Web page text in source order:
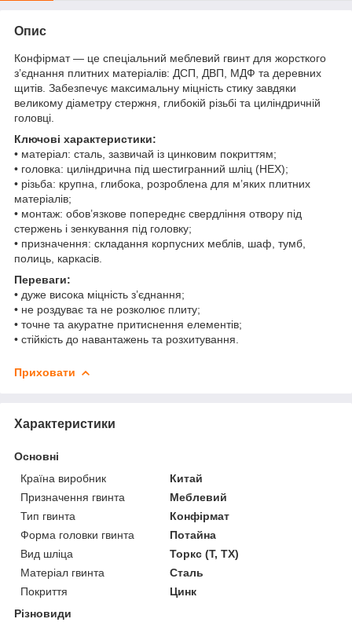
Опис
Конфірмат — це спеціальний меблевий гвинт для жорсткого
з’єднання плитних матеріалів: ДСП, ДВП, МДФ та деревних
щитів. Забезпечує максимальну міцність стику завдяки
великому діаметру стержня, глибокій різьбі та циліндричній
головці.
Ключові характеристики:
• матеріал: сталь, зазвичай із цинковим покриттям;
• головка: циліндрична під шестигранний шліц (HEX);
• різьба: крупна, глибока, розроблена для м’яких плитних
матеріалів;
• монтаж: обов’язкове попереднє свердління отвору під
стержень і зенкування під головку;
• призначення: складання корпусних меблів, шаф, тумб,
полиць, каркасів.
Переваги:
• дуже висока міцність з’єднання;
• не роздуває та не розколює плиту;
• точне та акуратне притиснення елементів;
• стійкість до навантажень та розхитування.
Приховати
Характеристики
Основні
Країна виробник
Китай
Призначення гвинта
Меблевий
Тип гвинта
Конфірмат
Форма головки гвинта
Потайна
Вид шліца
Торкс (T, TX)
Матеріал гвинта
Сталь
Покриття
Цинк
Різновиди